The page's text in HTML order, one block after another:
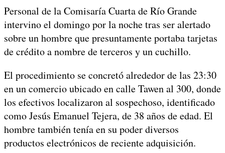
Personal de la Comisaría Cuarta deRío Grande
intervino el domingo por la noche tras ser alertado
sobre un hombre que presuntamente portaba tarjetas
de crédito a nombre de terceros y un cuchillo.
El procedimiento se concretó alrededor de las 23:30
en un comercio ubicado en calle Tawen al 300, donde
los efectivos localizaron al sospechoso, identificado
como Jesús Emanuel Tejera, de 38 años de edad. El
hombre también tenía en su poder diversos
productos electrónicos de reciente adquisición.